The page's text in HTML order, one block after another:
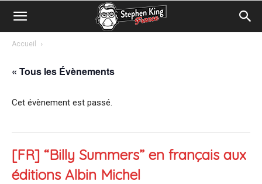
Accueil
« Tous les Évènements
Cet évènement est passé.
[FR] “Billy Summers” en français aux
éditions Albin Michel